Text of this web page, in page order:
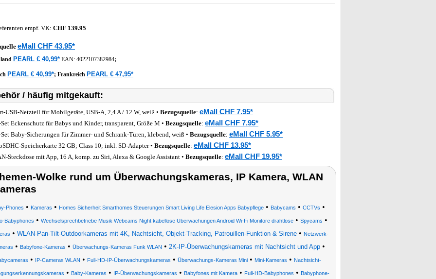
empf. VK: CHF 139.95
eMall CHF 43.95*
PEARL € 40,99* EAN: 4022107382984;
PEARL € 40,99*; Frankreich PEARL € 47,95*
/ häufig mitgekauft:
USB-Netzteil für Mobilgeräte, USB-A, 2,4 A / 12 W, weiß • Bezugsquelle: eMall CHF 7.95*
Eckenschutz für Babys und Kinder, transparent, Größe M • Bezugsquelle: eMall CHF 7.95*
Baby-Sicherungen für Zimmer- und Schrank-Türen, klebend, weiß • Bezugsquelle: eMall CHF 5.95*
Speicherkarte 32 GB; Class 10; inkl. SD-Adapter • Bezugsquelle: eMall CHF 13.95*
Steckdose mit App, 16 A, komp. zu Siri, Alexa & Google Assistant • Bezugsquelle: eMall CHF 19.95*
Wolke rund um Überwachungskameras, IP Kamera, WLAN
Phones • Kameras • Homes Sicherheit Smarthomes Steuerungen Smart Living Life Elesion Apps Babypflege• Babycams • CCTVs •
Babyphones • Wechselsprechbetriebe Musik Webcams Night kabellose Überwachungen Android Wi-Fi Monitore drahtlose• Spycams •
• WLAN-Pan-Tilt-Outdoorkameras mit 4K, Nachtsicht, Objekt-Tracking, Patrouillen-Funktion & Sirene• Netzwerk-
• Babyfone-Kameras • Überwachungs-Kameras Funk WLAN • 2K-IP-Überwachungskameras mit Nachtsicht und App•
• IP-Cameras WLAN • Full-HD-IP-Überwachungskameras • Überwachungs-Kameras Mini • Mini-Kameras • Nachtsicht-
• Baby-Kameras • IP-Überwachungskameras • Babyfones mit Kamera• Full-HD-Babyphones • Babyphone-